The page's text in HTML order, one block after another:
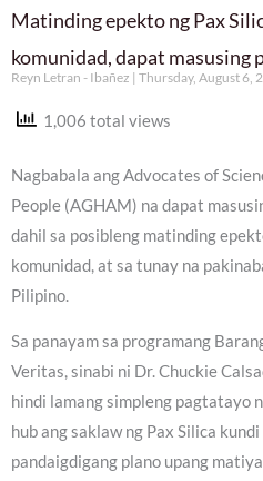
Matinding epekto ng Pax
komunidad, dapat masusing
Reyn Letran - Ibañez Thursday, August 6,
1,006 total views
Nagbabala ang Advocates of
People (AGHAM) na dapat
dahil sa posibleng matinding
komunidad, at sa tunay na
Pilipino.
Sa panayam sa programang
Veritas, sinabi ni Dr. Chuckie
hindi lamang simpleng pagtatayo
hub ang saklaw ng Pax Silica
pandaigdigang plano upang